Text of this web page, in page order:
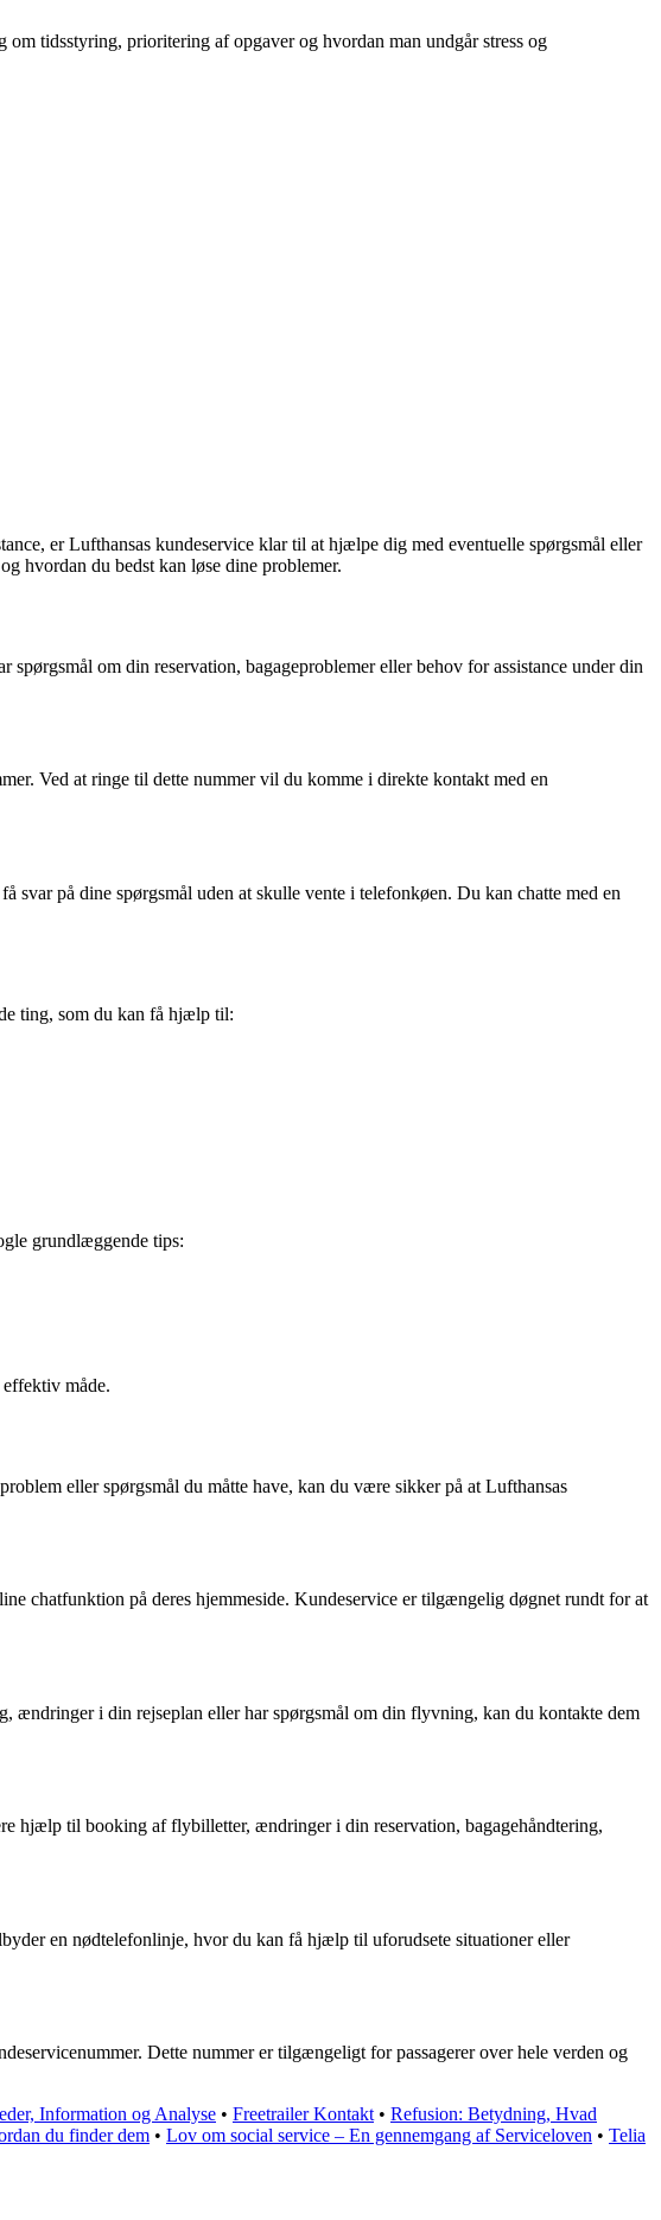
tidsstyring, prioritering af opgaver og hvordan man undgår stress og
er Lufthansas kundeservice klar til at hjælpe dig med eventuelle spørgsmål eller
hvordan du bedst kan løse dine problemer.
om din reservation, bagageproblemer eller behov for assistance under din
Ved at ringe til dette nummer vil du komme i direkte kontakt med en
svar på dine spørgsmål uden at skulle vente i telefonkøen. Du kan chatte med en
ting, som du kan få hjælp til:
grundlæggende tips:
måde.
eller spørgsmål du måtte have, kan du være sikker på at Lufthansas
chatfunktion på deres hjemmeside. Kundeservice er tilgængelig døgnet rundt for at
ændringer i din rejseplan eller har spørgsmål om din flyvning, kan du kontakte dem
hjælp til booking af flybilletter, ændringer i din reservation, bagagehåndtering,
en nødtelefonlinje, hvor du kan få hjælp til uforudsete situationer eller
Dette nummer er tilgængeligt for passagerer over hele verden og
Information og Analyse • Freetrailer Kontakt • Refusion: Betydning, Hvad
du finder dem • Lov om social service – En gennemgang af Serviceloven • Telia